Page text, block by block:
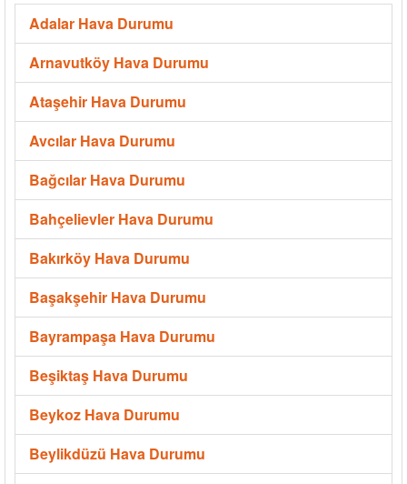
Adalar Hava Durumu
Arnavutköy Hava Durumu
Ataşehir Hava Durumu
Avcılar Hava Durumu
Bağcılar Hava Durumu
Bahçelievler Hava Durumu
Bakırköy Hava Durumu
Başakşehir Hava Durumu
Bayrampaşa Hava Durumu
Beşiktaş Hava Durumu
Beykoz Hava Durumu
Beylikdüzü Hava Durumu